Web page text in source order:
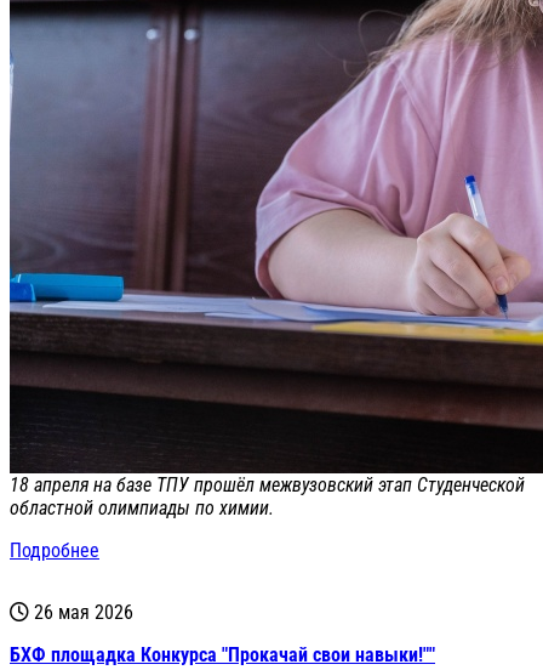
18 апреля на базе ТПУ прошёл межвузовский этап Студенческой
областной олимпиады по химии.
Подробнее
26 мая 2026
БХФ площадка Конкурса "Прокачай свои навыки!""